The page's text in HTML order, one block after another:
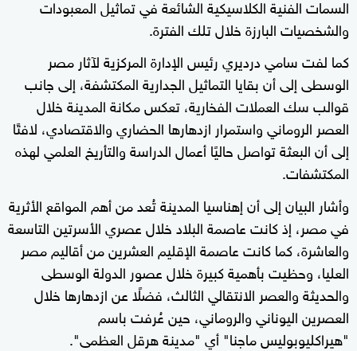
السمات الفنية الكلاسيكية الشائعة في تماثيل المعبودات
والشخصيات البارزة خلال تلك الفترة.
كما لفت سامي درديري رئيس الإدارة المركزية لآثار مصر
الوسطى إلى أن بقايا التماثيل الجدارية المكتشفة، إلى جانب
قوالب سك العملات الفخارية، تعكس مكانة المدينة خلال
العصر الروماني واستمرار ازدهارها الحضاري والاقتصادي، لافتًا
إلى أن البعثة تواصل حاليًا أعمال الدراسة والتأريخ العلمي لهذه
المكتشفات.
وأشار البيان إلى أن إهناسيا المدينة تُعد من أهم المواقع الأثرية
في مصر، إذ كانت عاصمة البلاد خلال عصري الأسرتين التاسعة
والعاشرة، كما كانت عاصمة الإقليم العشرين من أقاليم مصر
العليا، وحظيت بأهمية كبيرة خلال عصور الدولة الوسطى
والحديثة والعصر الانتقالي الثالث، فضلًا عن ازدهارها خلال
العصرين اليوناني والروماني، حين عُرفت باسم
"هيراكليوبوليس ماجنا" أي "مدينة هرقل العظمى".